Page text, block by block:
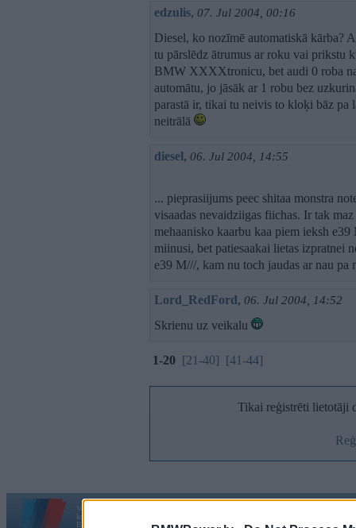
edzulis, 07. Jul 2004, 00:16
Diesel, ko nozīmē automatiskā kārba?
tu pārslēdz ātrumus ar roku vai prikstu
BMW XXXXtronicu, bet audi 0 roba
automātu, jo jāsāk ar 1 robu bez
parastā ir, tikai tu neivis to kloķi bāz pa
neitrālā
diesel, 06. Jul 2004, 14:55
... pieprasiijums peec shitaa monstra
visaadas nevaidziigas fiichas. Ir tak
mehaanisko kaarbu kaa piem ieksh
miinusi, bet patiesaakai lietas izpratnei
e39 M///, kam nu toch jaudas ar nau
Lord_RedFord, 06. Jul 2004, 14:52
Skrienu uz veikalu
1-20 [21-40] [41-44]
Tikai reģistrēti lietotāji
Vortāls BMWPower.lv darbojas
kopš 2002. gada 14. maija. Tas nav auto klubs un nav saistīts ar
BMW AG.
|